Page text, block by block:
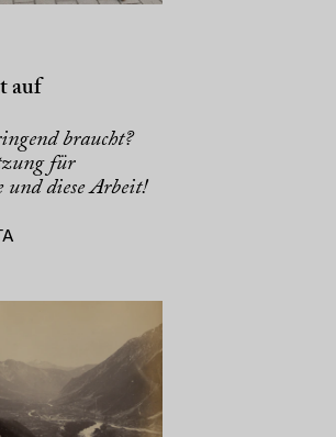
auf
braucht?
für
und diese Arbeit!